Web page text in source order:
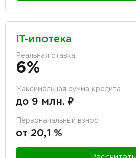
IT-ипотека
Реальная ставка
6%
Максимальная сумма кредита
до 9 млн. ₽
Первоначальный взнос
от 20,1 %